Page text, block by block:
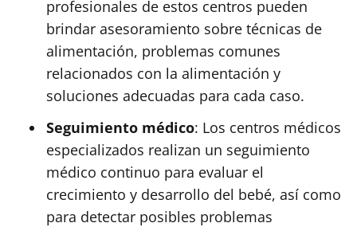
profesionales de estos centros pueden
brindar asesoramiento sobre técnicas de
alimentación, problemas comunes
relacionados con la alimentación y
soluciones adecuadas para cada caso.
Seguimiento médico: Los centros médicos
especializados realizan un seguimiento
médico continuo para evaluar el
crecimiento y desarrollo del bebé, así como
para detectar posibles problemas